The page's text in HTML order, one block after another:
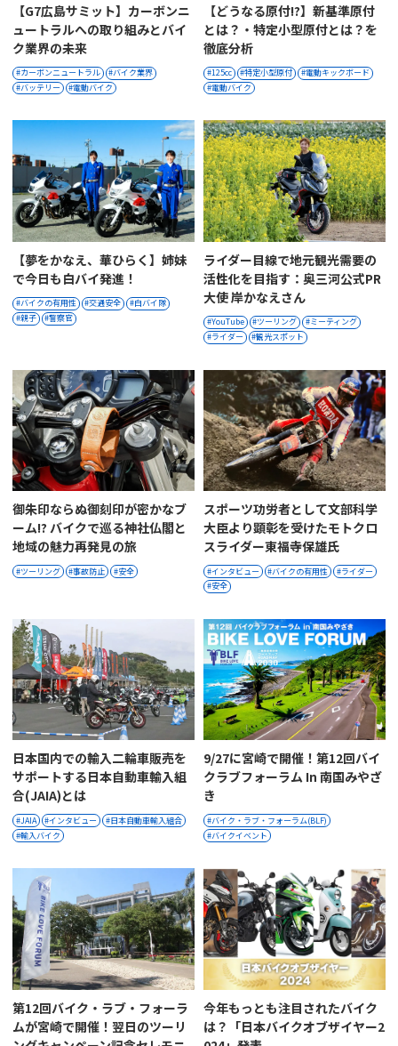
【G7広島サミット】カーボンニ
ュートラルへの取り組みとバイ
ク業界の未来
カーボンニュートラル
バイク業界
バッテリー
電動バイク
【どうなる原付!?】新基準原付
とは？・特定小型原付とは？を
徹底分析
125cc 特定小型原付
電動キックボード
電動バイク
【夢をかなえ、華ひらく】姉妹
で今日も白バイ発進！
バイクの有用性 交通安全
白バイ隊
親子
警察官
ライダー目線で地元観光需要の
活性化を目指す：奥三河公式PR
大使 岸かなえさん
YouTube ツーリング
ミーティング
ライダー
観光スポット
御朱印ならぬ御刻印が密かなブ
ーム!? バイクで巡る神社仏閣と
地域の魅力再発見の旅
ツーリング 事故防止 安全
スポーツ功労者として文部科学
大臣より顕彰を受けたモトクロ
スライダー東福寺保雄氏
インタビュー バイクの有用性
ライダー
安全
日本国内での輸入二輪車販売を
サポートする日本自動車輸入組
合(JAIA)とは
JAIA インタビュー
日本自動車輸入組合
輸入バイク
9/27に宮崎で開催！第12回バイ
クラブフォーラム In 南国みやざ
き
バイク・ラブ・フォーラム(BLF)
バイクイベント
第12回バイク・ラブ・フォーラ
ムが宮崎で開催！翌日のツーリ
今年もっとも注目されたバイク
は？「日本バイクオブザイヤー2